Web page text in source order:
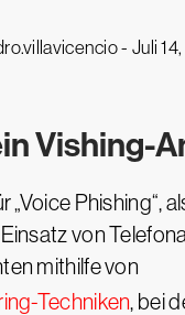
- Juli
Vishing-
„Voice Phishing“,
von
mithilfe von
Techniken, bei